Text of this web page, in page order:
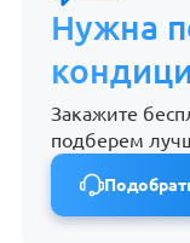
Нужна
Закажите
подберем